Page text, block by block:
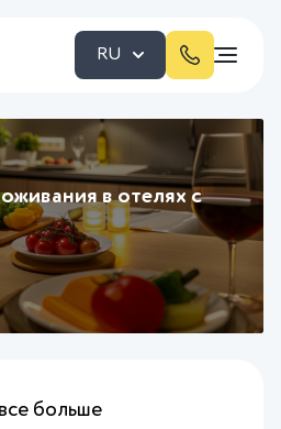
RU
в отелях с
больше